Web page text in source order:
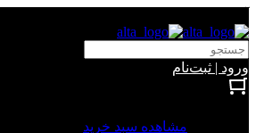
ورود | ثبت‌نام
مشاهده سبد خرید